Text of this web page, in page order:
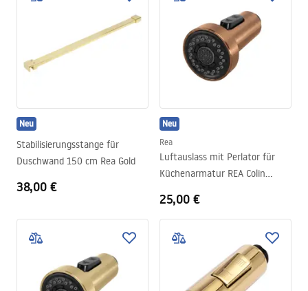
Neu
Stabilisierungsstange für
Duschwand 150 cm Rea Gold
38,00 €
Neu
Rea
Luftauslass mit Perlator für
Küchenarmatur REA Colin
25,00 €